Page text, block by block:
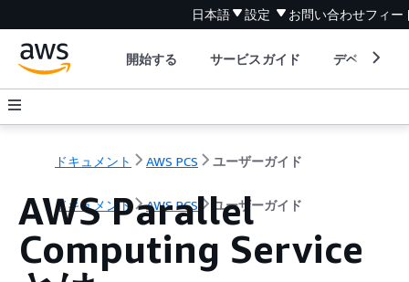
日本語 設定 お問い合わせフィー
開始する サービスガイド デベロッパ
ドキュメント AWS PCS ユーザーガイド
ドキュメント AWS PCS ユーザーガイド
AWS Parallel
Computing Service